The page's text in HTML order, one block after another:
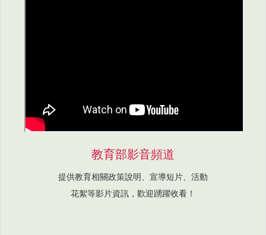
教育部影音頻道
提供教育相關政策說明、宣導短片、活動
花絮等影片資訊，歡迎踴躍收看！